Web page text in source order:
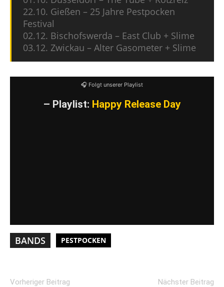
22.10. Gießen – 25 Jahre Pestpocken
Festival
02.12. Bischofswerda – East Club + Slime
03.12. Zwickau – Alter Gasometer + Slime
🎧 Folgt unserer Playlist
– Playlist: Happy Release Day
BANDS PESTPOCKEN
Vorheriger Beitrag Nächster Beitrag